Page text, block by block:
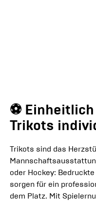
⚽
Trikots
Trikots sind das
oder Hockey:
sorgen für ein
dem Platz. Mit